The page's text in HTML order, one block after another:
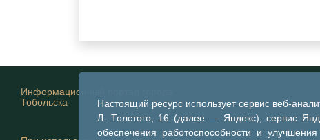
Настоящий ресурс использует сервис веб-
Л. Толстого, 16 (далее — Яндекс), сервис
обеспечения работоспособности и
Информационный портал города
Тобольска